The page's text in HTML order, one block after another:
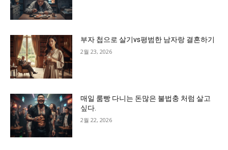
부자 첩으로 살기vs평범한 남자랑 결혼하기
2월 23, 2026
매일 룸빵 다니는 돈많은 불법충 처럼 살고
싶다.
2월 22, 2026